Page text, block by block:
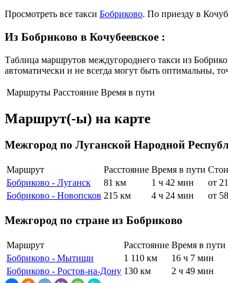
Просмотреть все такси Бобриково. По приезду в
Из Бобриково в Кочубеевское :
Таблица маршрутов междугороднего такси из
автоматически и не всегда могут быть оптимальны,
Маршруты Расстояние Время в пути
Маршрут(-ы) на карте
Межгород по Луганской Народной
Маршрут Расстояние Время в пути
Бобриково - Луганск
81 км 1 ч 42 мин от
Бобриково - Новопсков 215 км 4 ч 24 мин от
Межгород по стране из Бобриково
Маршрут Расстояние Время в пути
Бобриково - Мытищи
1 110 км 16 ч 7 мин
Бобриково - Ростов-на-Дону 130 км 2 ч 49 мин